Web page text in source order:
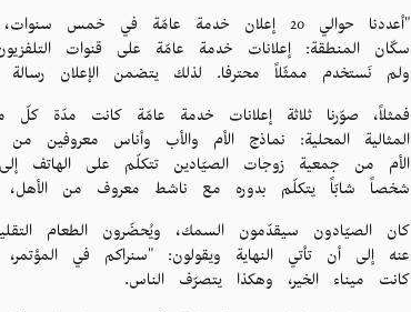
"أعددنا حوالي 20 إعلان خدمة عامّة في
سكّان المنطقة: إعلانات خدمة عامّة على قنوات
ولم نَستخدم ممثّلاً محترفا. لذلك يتضمن الإعلان
المثالية المحلية: نماذج الأم والأب وأناس معروفين
الأم من جمعية زوجات الصيّادين تتكلّم على الهاتف
شخصاً شابّاً يتكلّم بدوره مع ناشط معروف من
كان الصيّادون سيقدّمون السمك، ويُحضّرون الطعام
عنه إلى أن تأتي النهاية ويقولون: "سنراكم في
كانت ميناء الخير، وهكذا يتصرّف الناس.